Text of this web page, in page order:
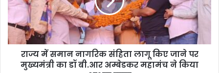
राज्य में समान नागरिक संहिता लागू किए जाने पर
मुख्यमंत्री का डॉ बी.आर अम्बेडकर महामंच ने किया